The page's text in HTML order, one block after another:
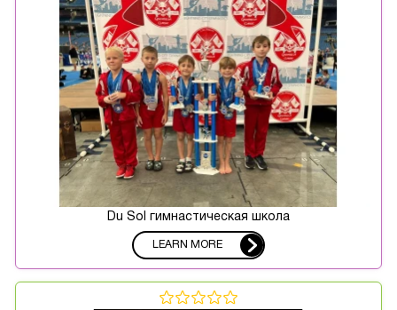
Du Sol гимнастическая школа
LEARN MORE